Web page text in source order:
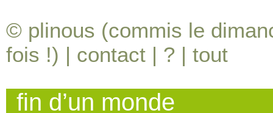
© plinous (commis le
fois !) | contact | ? | tout
fin d’un monde